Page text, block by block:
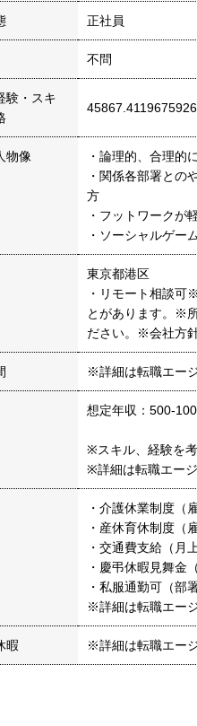
正社員
不問
験・スキ
45867.4119675926
物像
・論理的、合理的
・関係各部署との
方
・フットワークが
・ソーシャルゲー
東京都港区
・リモート相談可
とがあります。※
ださい。※会社方
※詳細は転職エー
想定年収：500-
※スキル、経験を
※詳細は転職エー
・介護休業制度（
・産休育休制度（
・交通費支給（月
・慶弔休暇見舞金
・私服通勤可（部
※詳細は転職エー
暇 ※詳細は転職エー